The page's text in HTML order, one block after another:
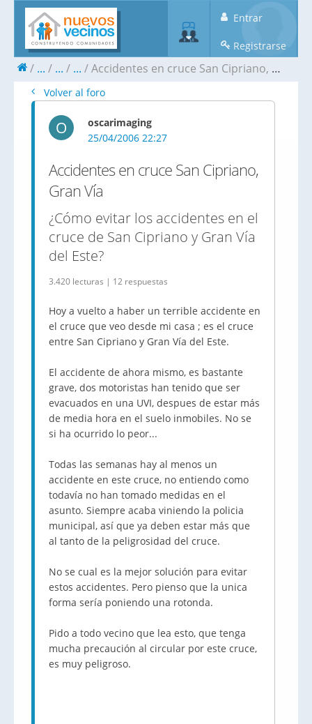
Entrar
Registrarse
... ... ... Accidentes en cruce San Cipriano, Gran Vía
Volver al foro
O
oscarimaging
25/04/2006 22:27
Accidentes en cruce San Cipriano,
Gran Vía
¿Cómo evitar los accidentes en el
cruce de San Cipriano y Gran Vía
del Este?
3.420 lecturas | 12 respuestas
Hoy a vuelto a haber un terrible accidente en
el cruce que veo desde mi casa ; es el cruce
entre San Cipriano y Gran Vía del Este.
El accidente de ahora mismo, es bastante
grave, dos motoristas han tenido que ser
evacuados en una UVI, despues de estar más
de media hora en el suelo inmobiles. No se
si ha ocurrido lo peor...
Todas las semanas hay al menos un
accidente en este cruce, no entiendo como
todavía no han tomado medidas en el
asunto. Siempre acaba viniendo la policia
municipal, así que ya deben estar más que
al tanto de la peligrosidad del cruce.
No se cual es la mejor solución para evitar
estos accidentes. Pero pienso que la unica
forma sería poniendo una rotonda.
Pido a todo vecino que lea esto, que tenga
mucha precaución al circular por este cruce,
es muy peligroso.